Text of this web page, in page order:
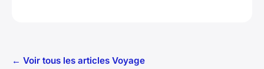
← Voir tous les articles Voyage